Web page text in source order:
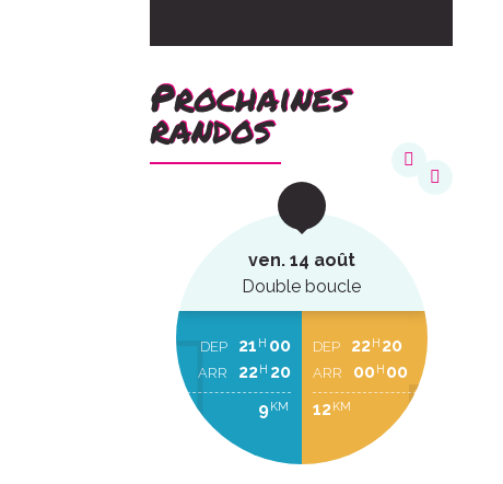
Prochaines
randos
ven. 14 août
Double boucle
DEP 21 H 00
ARR 22 H 20
9 KM
DEP 22 H 20
ARR 00 H 00
12 KM